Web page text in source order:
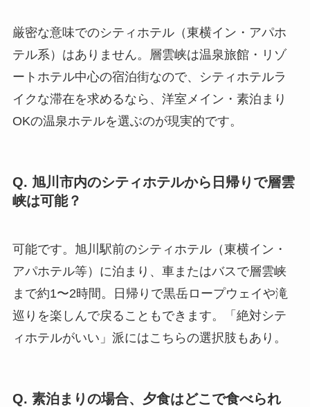
厳密な意味でのシティホテル（東横イン・アパホ
テル系）はありません。層雲峡は温泉旅館・リゾ
ートホテル中心の宿泊街なので、シティホテルラ
イクな滞在を求めるなら、洋室メイン・素泊まり
OKの温泉ホテルを選ぶのが現実的です。
Q. 旭川市内のシティホテルから日帰りで層雲
峡は可能？
可能です。旭川駅前のシティホテル（東横イン・
アパホテル等）に泊まり、車またはバスで層雲峡
まで約1〜2時間。日帰りで黒岳ロープウェイや滝
巡りを楽しんで戻ることもできます。「絶対シテ
ィホテルがいい」派にはこちらの選択肢もあり。
Q. 素泊まりの場合、夕食はどこで食べられ